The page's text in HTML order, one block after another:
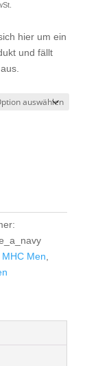
hier um ein
und fällt
MHC Men